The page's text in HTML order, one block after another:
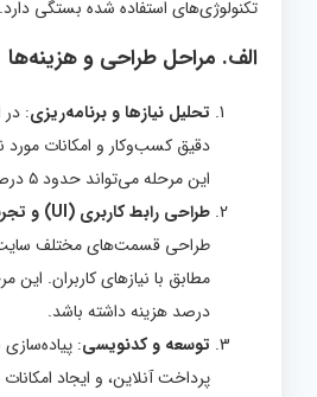
تکنولوژی‌های استفاده شده بستگی دارد.
الف. مراحل طراحی و هزینه‌ها
تحلیل نیازها و برنامه‌ریزی: در
دقیق کسب‌وکار و امکانات
این مرحله می‌تواند حدود ۵ درصذ هزینه داشته باشد.
طراحی رابط کاربری (UI) و تجربه کاربری (UX)
طراحی قسمت‌های مختلف
درصد هزینه داشته باشد.
توسعه و کدنویسی:
پرداخت آنلاین، و ایجاد